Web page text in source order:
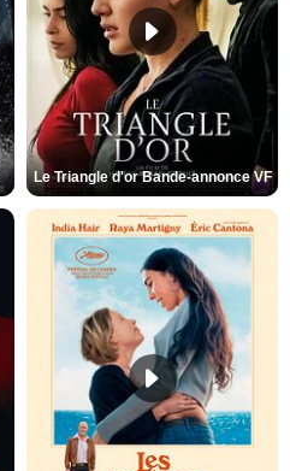
Le Triangle d'or Bande-annonce VF